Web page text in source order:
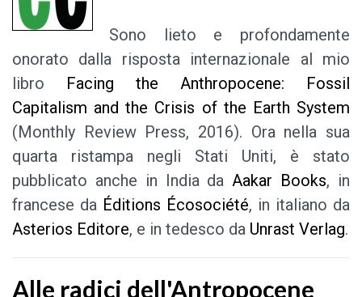
Sono lieto e profondamente
onorato dalla risposta internazionale al mio
libro Facing the Anthropocene: Fossil
Capitalism and the Crisis of the Earth System
(Monthly Review Press, 2016). Ora nella sua
quarta ristampa negli Stati Uniti, è stato
pubblicato anche in India daAakar Books, in
francese da Éditions Écosociété, in italiano da
Asterios Editore, e in tedesco da Unrast Verlag.
Alle radici dell'Antropocene